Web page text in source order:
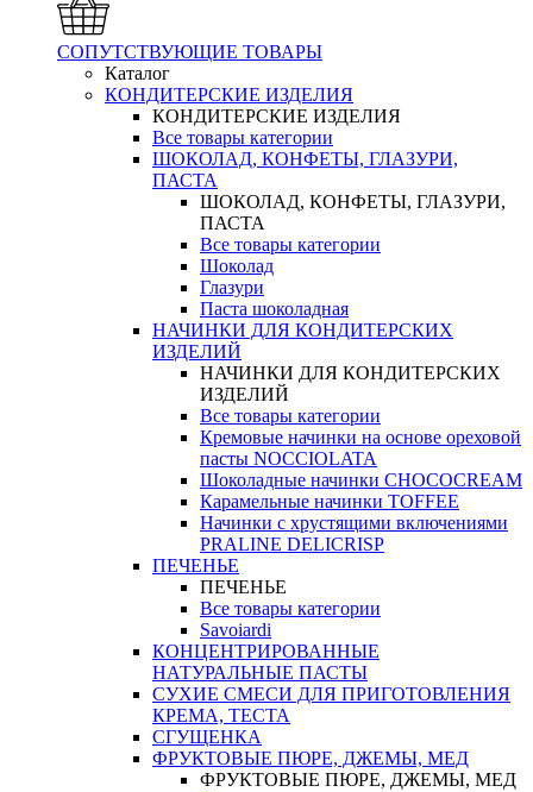
СОПУТСТВУЮЩИЕ ТОВАРЫ
Каталог
КОНДИТЕРСКИЕ ИЗДЕЛИЯ
КОНДИТЕРСКИЕ ИЗДЕЛИЯ
Все товары категории
ШОКОЛАД, КОНФЕТЫ, ГЛАЗУРИ,
ПАСТА
ШОКОЛАД, КОНФЕТЫ, ГЛАЗУРИ,
ПАСТА
Все товары категории
Шоколад
Глазури
Паста шоколадная
НАЧИНКИ ДЛЯ КОНДИТЕРСКИХ
ИЗДЕЛИЙ
НАЧИНКИ ДЛЯ КОНДИТЕРСКИХ
ИЗДЕЛИЙ
Все товары категории
Кремовые начинки на основе ореховой
пасты NOCCIOLATA
Шоколадные начинки CHOCOCREAM
Карамельные начинки TOFFEE
Начинки с хрустящими включениями
PRALINE DELICRISP
ПЕЧЕНЬЕ
ПЕЧЕНЬЕ
Все товары категории
Savoiardi
КОНЦЕНТРИРОВАННЫЕ
НАТУРАЛЬНЫЕ ПАСТЫ
СУХИЕ СМЕСИ ДЛЯ ПРИГОТОВЛЕНИЯ
КРЕМА, ТЕСТА
СГУЩЕНКА
ФРУКТОВЫЕ ПЮРЕ, ДЖЕМЫ, МЕД
ФРУКТОВЫЕ ПЮРЕ, ДЖЕМЫ, МЕД